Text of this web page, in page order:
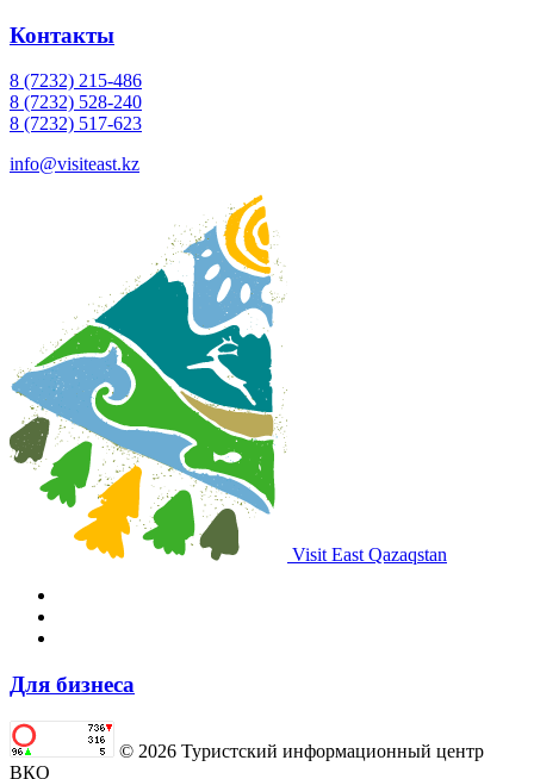
Контакты
8 (7232) 215-486
8 (7232) 528-240
8 (7232) 517-623
info@visiteast.kz
Visit East Qazaqstan
Для бизнеса
© 2026 Туристский информационный центр
ВКО